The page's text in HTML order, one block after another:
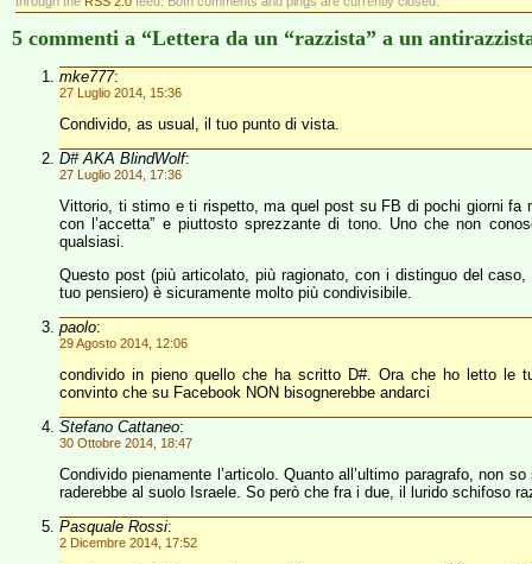
5 commenti a “Lettera da un “razzista” a un
mke777:
27 Luglio 2014, 15:36
Condivido, as usual, il tuo punto di vista.
D# AKA BlindWolf:
27 Luglio 2014, 17:36
Vittorio, ti stimo e ti rispetto, ma quel post su FB di pochi giorni fa
con l’accetta” e piuttosto sprezzante di tono. Uno che non
qualsiasi.
Questo post (più articolato, più ragionato, con i distinguo del
tuo pensiero) è sicuramente molto più condivisibile.
paolo:
29 Agosto 2014, 12:06
condivido in pieno quello che ha scritto D#. Ora che ho letto le
convinto che su Facebook NON bisognerebbe andarci
Stefano Cattaneo:
30 Ottobre 2014, 18:47
Condivido pienamente l’articolo. Quanto all’ultimo paragrafo, non
raderebbe al suolo Israele. So però che fra i due, il lurido schifoso
Pasquale Rossi:
2 Dicembre 2014, 17:52